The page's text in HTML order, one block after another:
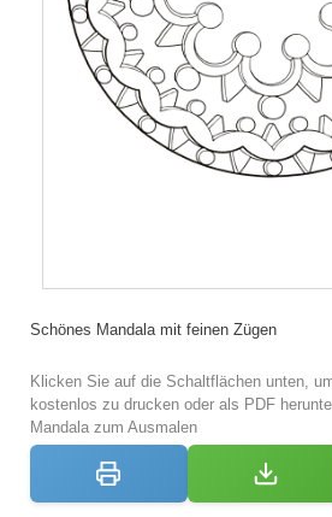
Schönes Mandala mit feinen Zügen
Klicken Sie auf die Schaltflächen unten,
kostenlos zu drucken oder als PDF
Mandala zum Ausmalen